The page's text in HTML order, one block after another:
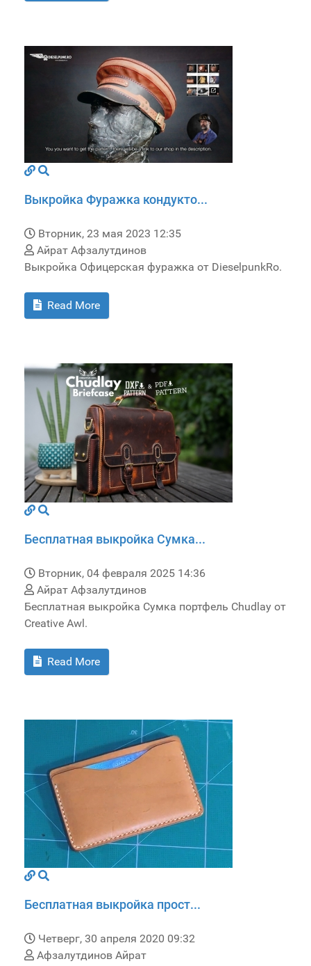
Выкройка Фуражка кондукто...
Вторник, 23 мая 2023 12:35
Айрат Афзалутдинов
Выкройка Офицерская фуражка от DieselpunkRo.
Read More
Бесплатная выкройка Сумка...
Вторник, 04 февраля 2025 14:36
Айрат Афзалутдинов
Бесплатная выкройка Сумка портфель Chudlay от
Creative Awl.
Read More
Бесплатная выкройка прост...
Четверг, 30 апреля 2020 09:32
Афзалутдинов Айрат